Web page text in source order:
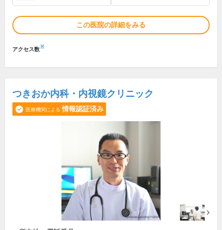
この医院の詳細をみる
アクセス数※
つきおか内科・内視鏡クリニック
医療機関による 情報認証済み